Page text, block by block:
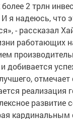
2 трлн
я надеюсь, что
- рассказал
работающих
добивается
отмечает
реализация
развитие